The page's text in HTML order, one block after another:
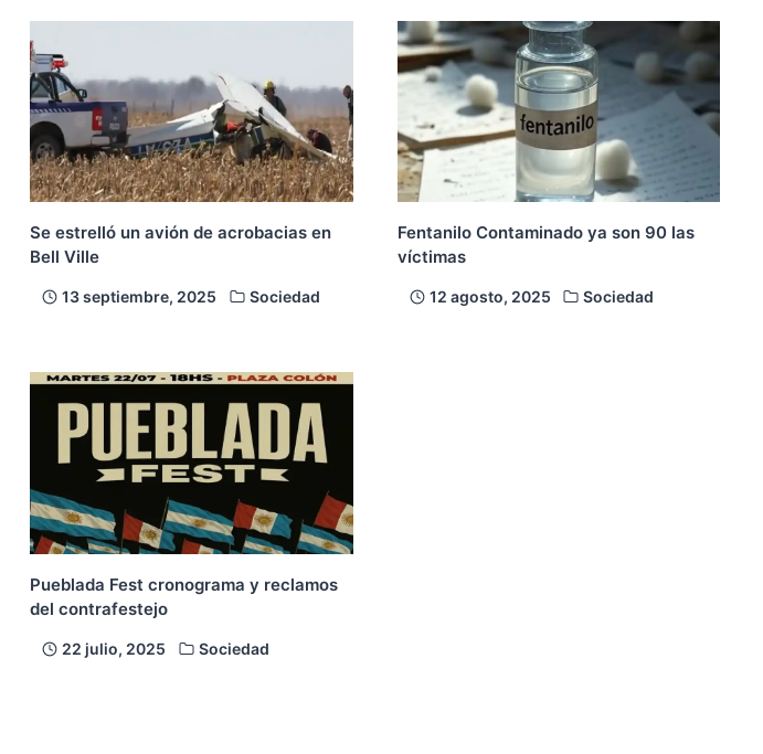
Se estrelló un avión de acrobacias en
Bell Ville
13 septiembre, 2025 Sociedad
Fentanilo Contaminado ya son 90 las
víctimas
12 agosto, 2025 Sociedad
Pueblada Fest cronograma y reclamos
del contrafestejo
22 julio, 2025 Sociedad